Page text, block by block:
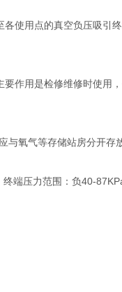
使用点的真空负压吸引
作用是检修维修时使用
氧气等存储站房分开存
端压力范围：负40-